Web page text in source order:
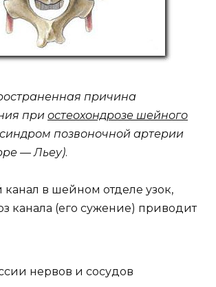
причина
при остеохондрозе шейного
позвоночной артерии
— Льеу).
в шейном отделе узок,
канала (его сужение) приводит
нервов и сосудов